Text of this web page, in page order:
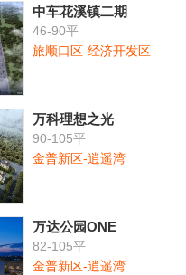
中车花溪镇二期
46-90平
旅顺口区-经济开发区
万科理想之光
90-105平
金普新区-逍遥湾
万达公园ONE
82-105平
金普新区-逍遥湾